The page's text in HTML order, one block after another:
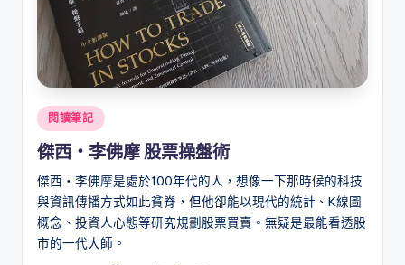
Posted
in
閱讀筆記
傑西‧李佛摩 股票操盤術
傑西‧李佛摩是處於100年代的人，想像一下那時候的科技
與資訊傳播方式如此貧脊，但他卻能以現代的統計、K線圖
概念、投資人心態等研究規劃股票買賣。無疑是最能看透股
市的一代大師。